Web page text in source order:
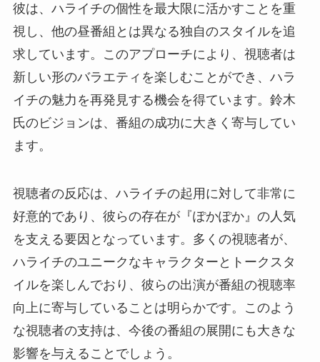
彼は、ハライチの個性を最大限に活かすことを重
視し、他の昼番組とは異なる独自のスタイルを追
求しています。このアプローチにより、視聴者は
新しい形のバラエティを楽しむことができ、ハラ
イチの魅力を再発見する機会を得ています。鈴木
氏のビジョンは、番組の成功に大きく寄与してい
ます。
視聴者の反応は、ハライチの起用に対して非常に
好意的であり、彼らの存在が『ぽかぽか』の人気
を支える要因となっています。多くの視聴者が、
ハライチのユニークなキャラクターとトークスタ
イルを楽しんでおり、彼らの出演が番組の視聴率
向上に寄与していることは明らかです。このよう
な視聴者の支持は、今後の番組の展開にも大きな
影響を与えることでしょう。